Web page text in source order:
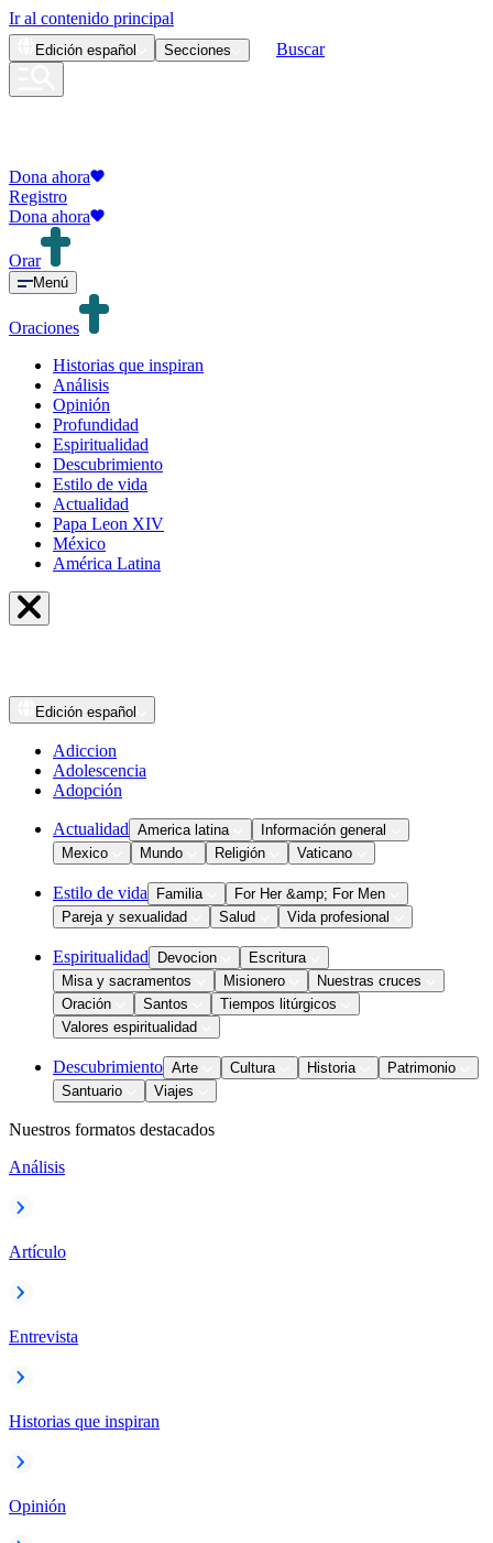
Ir al contenido principal
Edición español Secciones Buscar
Dona ahora
Registro
Dona ahora
Orar
Menú
Oraciones
Historias que inspiran
Análisis
Opinión
Profundidad
Espiritualidad
Descubrimiento
Estilo de vida
Actualidad
Papa Leon XIV
México
América Latina
Edición español
Adiccion
Adolescencia
Adopción
Actualidad America latina
Información general
Mexico
Mundo Religión Vaticano
Estilo de vida Familia
For Her &amp; For Men
Pareja y sexualidad
Salud Vida profesional
Espiritualidad Devocion
Escritura
Misa y sacramentos
Misionero
Nuestras cruces
Oración
Santos
Tiempos litúrgicos
Valores espiritualidad
Descubrimiento Arte Cultura Historia
Patrimonio
Santuario
Viajes
Nuestros formatos destacados
Análisis
Artículo
Entrevista
Historias que inspiran
Opinión